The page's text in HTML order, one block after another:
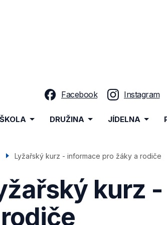
Facebook Instagram
ŠKOLA DRUŽINA JÍDELNA
Lyžařský kurz - informace pro žáky a rodiče
kurz